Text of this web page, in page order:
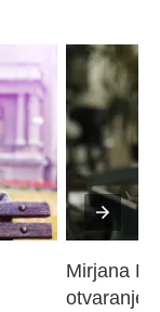
Mirjana
otvaranje